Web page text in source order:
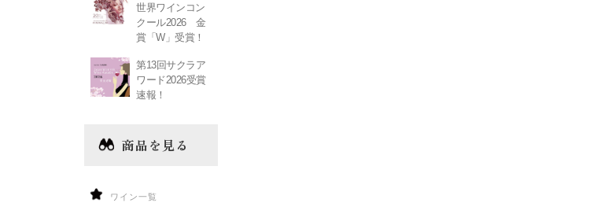
世界ワインコン
クール2026 金
賞「W」受賞！
第13回サクラア
ワード2026受賞
速報！
商品を見る
ワイン一覧